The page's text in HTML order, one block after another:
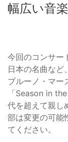
幅広い音
今回のコンサー
日本の名曲など
ブルーノ・マ
「Season in
代を超えて親し
部は変更の可能
てください。